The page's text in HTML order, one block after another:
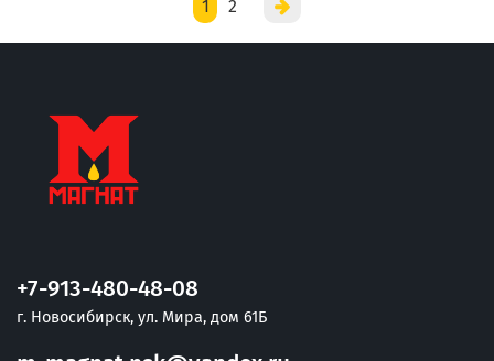
1 2
+7-913-480-48-08
г. Новосибирск, ул. Мира, дом 61Б